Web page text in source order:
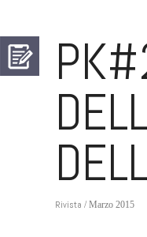
Rivista / Marzo 2015